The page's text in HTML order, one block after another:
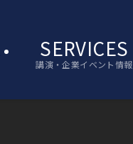
SERVICES
講演・企業イベント情報